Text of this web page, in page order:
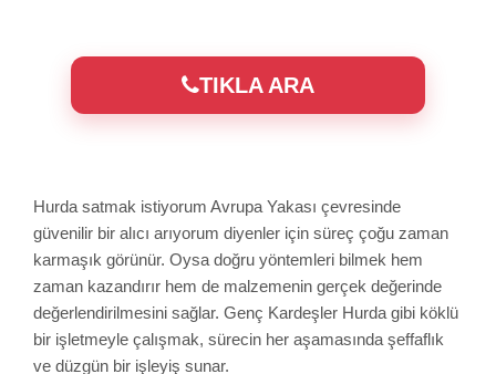
TIKLA ARA
Hurda satmak istiyorum Avrupa Yakası çevresinde
güvenilir bir alıcı arıyorum diyenler için süreç çoğu zaman
karmaşık görünür. Oysa doğru yöntemleri bilmek hem
zaman kazandırır hem de malzemenin gerçek değerinde
değerlendirilmesini sağlar. Genç Kardeşler Hurda gibi köklü
bir işletmeyle çalışmak, sürecin her aşamasında şeffaflık
ve düzgün bir işleyiş sunar.